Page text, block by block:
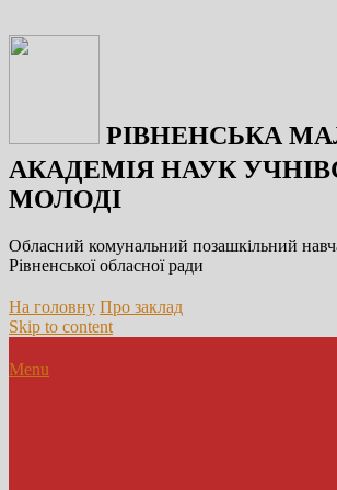
РІВНЕНСЬКА
АКАДЕМІЯ НАУК
МОЛОДІ
Обласний комунальний позашкільний
Рівненської обласної ради
На головну Про заклад
Skip to content
Menu